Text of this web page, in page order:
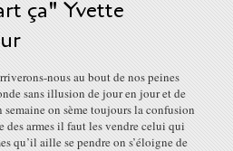
ça" Yvette
nous au bout de nos peines
sans illusion de jour en jour et de
semaine on sème toujours la confusion
des armes il faut les vendre celui qui
qu’il aille se pendre on s’éloigne de